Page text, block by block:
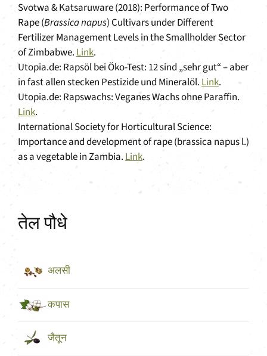
Svotwa & Katsaruware (2018): Performance of Two
Rape (Brassica napus) Cultivars under Different
Fertilizer Management Levels in the Smallholder Sector
of Zimbabwe.Link.
Utopia.de: Rapsöl bei Öko-Test: 12 sind „sehr gut“ – aber
in fast allen stecken Pestizide und Mineralöl.Link.
Utopia.de: Rapswachs: Veganes Wachs ohne Paraffin.
Link.
International Society for Horticultural Science:
Importance and development of rape (brassica napus l.)
as a vegetable in Zambia.Link.
तेल पौधे
अलसी
कपास
जैतून